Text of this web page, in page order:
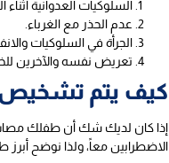
السلوكيات العدوانية أثناء
عدم الحذر مع الغرباء.
الجرأة في السلوكيات
تعريض نفسه والآخرين
كيف يتم تشخيص
إذا كان لديك شك أن طفلك مصاب
الاضطرابين معاً، ولذا نوضح